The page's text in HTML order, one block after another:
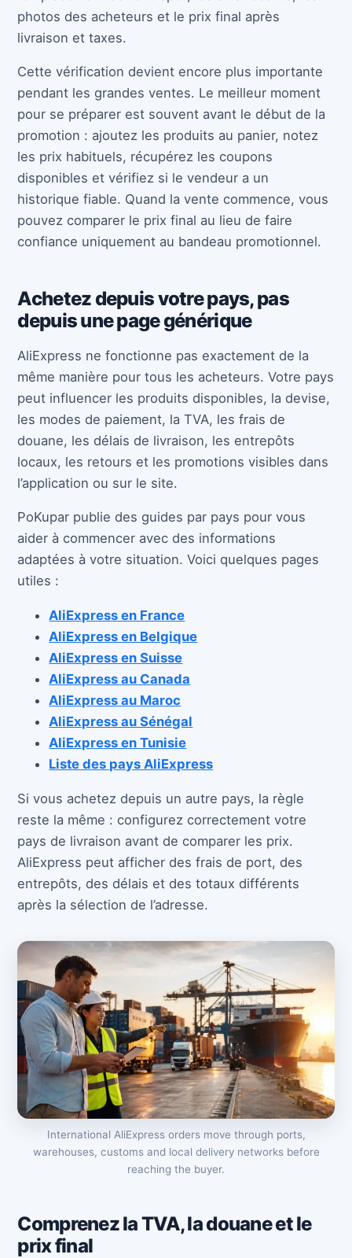
photos des acheteurs et le prix final après
livraison et taxes.
Cette vérification devient encore plus importante
pendant les grandes ventes. Le meilleur moment
pour se préparer est souvent avant le début de la
promotion : ajoutez les produits au panier, notez
les prix habituels, récupérez les coupons
disponibles et vérifiez si le vendeur a un
historique fiable. Quand la vente commence, vous
pouvez comparer le prix final au lieu de faire
confiance uniquement au bandeau promotionnel.
Achetez depuis votre pays, pas
depuis une page générique
AliExpress ne fonctionne pas exactement de la
même manière pour tous les acheteurs. Votre pays
peut influencer les produits disponibles, la devise,
les modes de paiement, la TVA, les frais de
douane, les délais de livraison, les entrepôts
locaux, les retours et les promotions visibles dans
l’application ou sur le site.
PoKupar publie des guides par pays pour vous
aider à commencer avec des informations
adaptées à votre situation. Voici quelques pages
utiles :
AliExpress en France
AliExpress en Belgique
AliExpress en Suisse
AliExpress au Canada
AliExpress au Maroc
AliExpress au Sénégal
AliExpress en Tunisie
Liste des pays AliExpress
Si vous achetez depuis un autre pays, la règle
reste la même : configurez correctement votre
pays de livraison avant de comparer les prix.
AliExpress peut afficher des frais de port, des
entrepôts, des délais et des totaux différents
après la sélection de l’adresse.
International AliExpress orders move through ports,
warehouses, customs and local delivery networks before
reaching the buyer.
Comprenez la TVA, la douane et le
prix final